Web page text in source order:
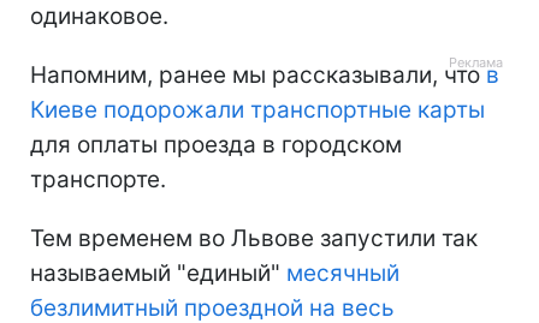
одинаковое.
Напомним, ранее мы рассказывали, чтов
Киеве подорожали транспортные карты
для оплаты проезда в городском
транспорте.
Тем временем во Львове запустили так
называемый "единый" месячный
безлимитный проездной на весь